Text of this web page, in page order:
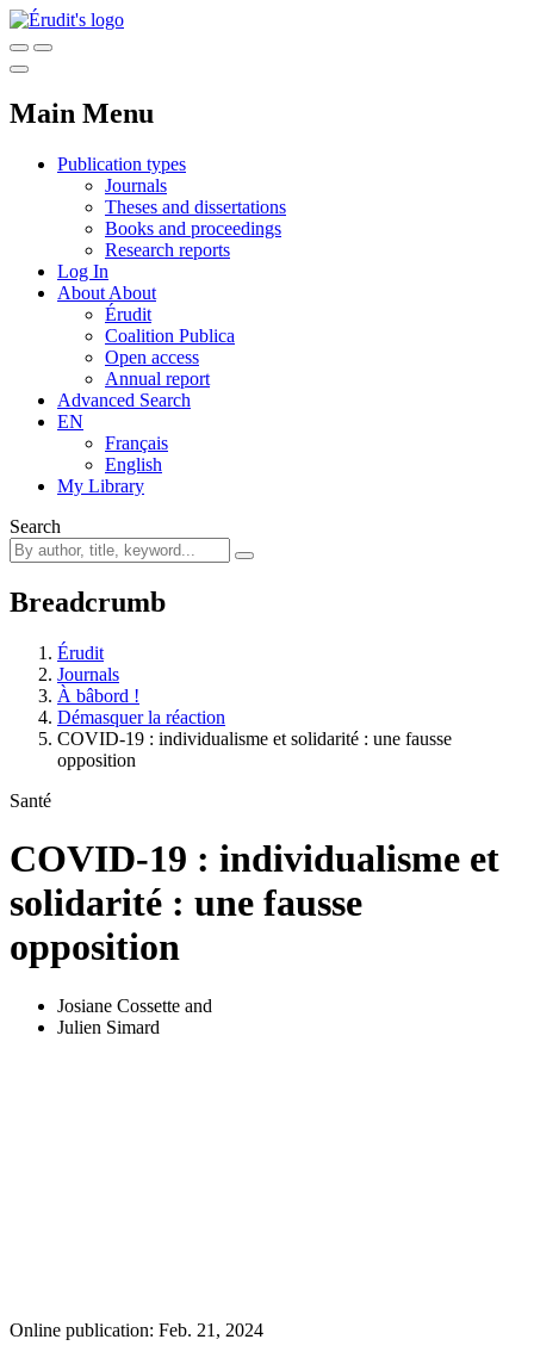
Main Menu
Publication types
Journals
Theses and dissertations
Books and proceedings
Research reports
Log In
About About
Érudit
Coalition Publica
Open access
Annual report
Advanced Search
EN
Français
English
My Library
Search
Breadcrumb
Érudit
Journals
À bâbord !
Démasquer la réaction
COVID-19 : individualisme et solidarité : une fausse
opposition
Santé
COVID-19 : individualisme et
solidarité : une fausse
opposition
Josiane Cossette and
Julien Simard
Online publication: Feb. 21, 2024